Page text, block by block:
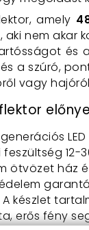
amely
nem akar
és
a szúró,
vagy
generációs
feszültség
ötvözet ház
A készlet
erős fény